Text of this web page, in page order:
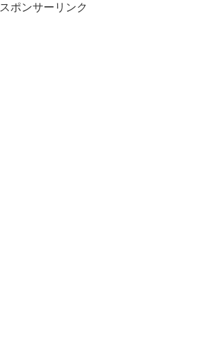
スポンサーリンク